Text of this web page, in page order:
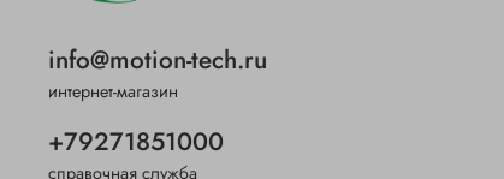
info@motion-tech.ru
интернет-магазин
+79271851000
справочная служба